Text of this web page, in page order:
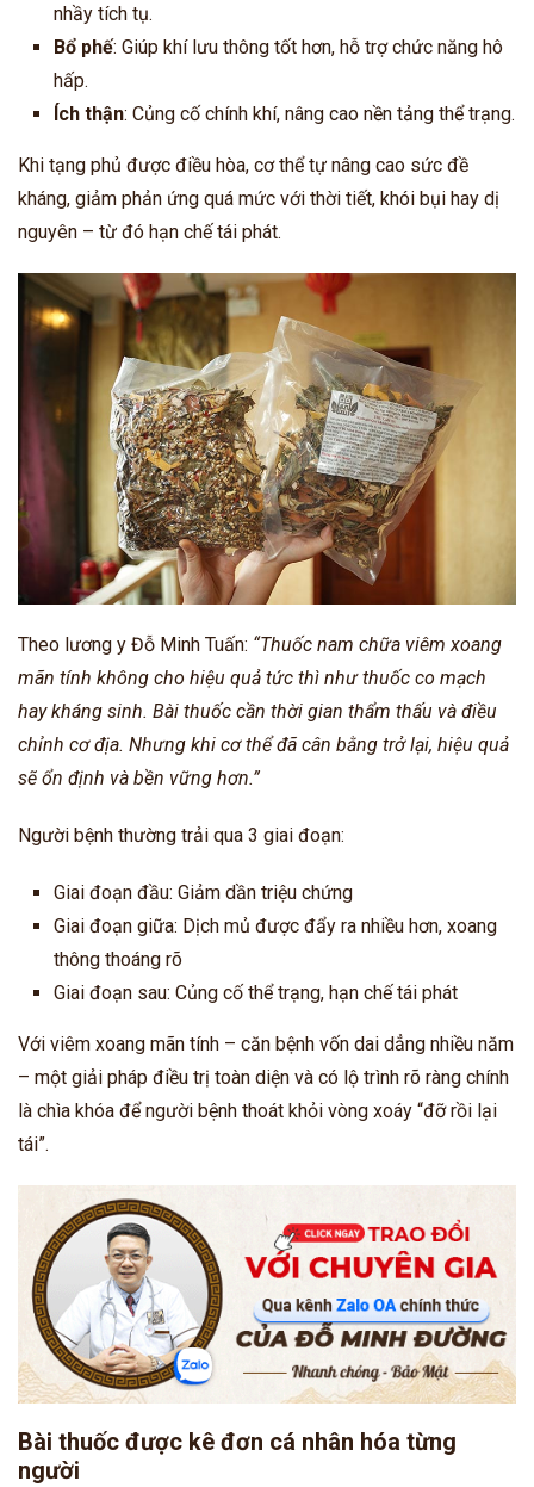
nhầy tích tụ.
Bổ phế: Giúp khí lưu thông tốt hơn, hỗ trợ chức năng hô
hấp.
Ích thận: Củng cố chính khí, nâng cao nền tảng thể trạng.
Khi tạng phủ được điều hòa, cơ thể tự nâng cao sức đề
kháng, giảm phản ứng quá mức với thời tiết, khói bụi hay dị
nguyên – từ đó hạn chế tái phát.
Theo lương y Đỗ Minh Tuấn: “Thuốc nam chữa viêm xoang
mãn tính không cho hiệu quả tức thì như thuốc co mạch
hay kháng sinh. Bài thuốc cần thời gian thẩm thấu và điều
chỉnh cơ địa. Nhưng khi cơ thể đã cân bằng trở lại, hiệu quả
sẽ ổn định và bền vững hơn.”
Người bệnh thường trải qua 3 giai đoạn:
Giai đoạn đầu: Giảm dần triệu chứng
Giai đoạn giữa: Dịch mủ được đẩy ra nhiều hơn, xoang
thông thoáng rõ
Giai đoạn sau: Củng cố thể trạng, hạn chế tái phát
Với viêm xoang mãn tính – căn bệnh vốn dai dẳng nhiều năm
– một giải pháp điều trị toàn diện và có lộ trình rõ ràng chính
là chìa khóa để người bệnh thoát khỏi vòng xoáy “đỡ rồi lại
tái”.
Bài thuốc được kê đơn cá nhân hóa từng
người